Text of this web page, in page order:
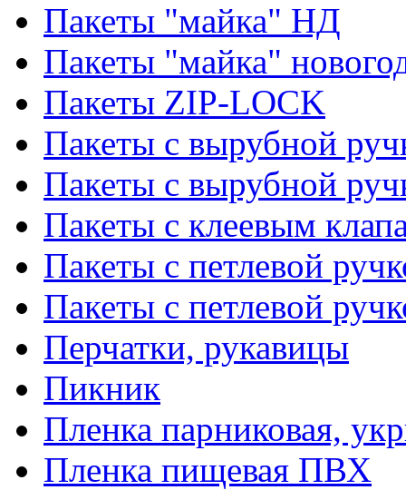
Пакеты "майка" НД
Пакеты "майка"
Пакеты ZIP-LOCK
Пакеты с вырубной
Пакеты с вырубной
Пакеты с клеевым
Пакеты с петлевой
Пакеты с петлевой
Перчатки, рукавицы
Пикник
Пленка парниковая,
Пленка пищевая ПВХ